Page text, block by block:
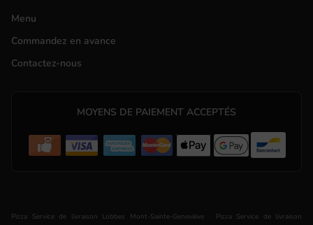
Menu
Commandez en avance
Contactez-nous
MOYENS DE PAIEMENT ACCEPTÉS
Pizza Service de livraison Lobbes Mont-Sainte-Geneviève . Pizza Service de livraison